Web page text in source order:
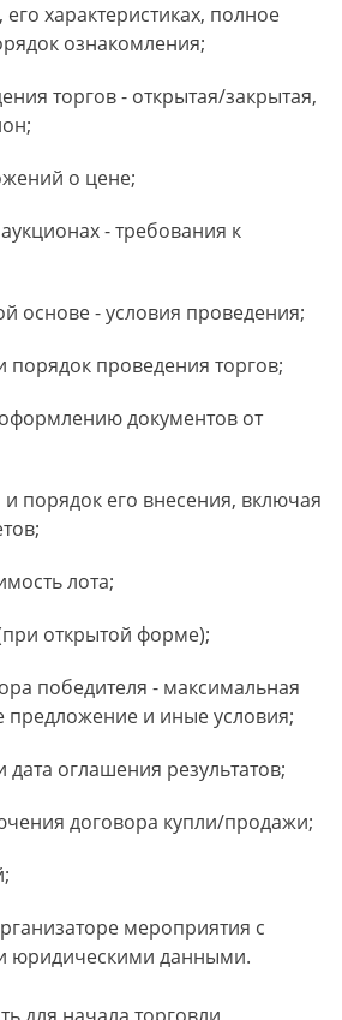
характеристиках, полное
ознакомления;
торгов - открытая/закрытая,
о цене;
- требования к
основе - условия проведения;
порядок проведения торгов;
документов от
и порядок его внесения, включая
лота;
открытой форме);
победителя - максимальная
предложение и иные условия;
дата оглашения результатов;
договора купли/продажи;
мероприятия с
юридическими данными.